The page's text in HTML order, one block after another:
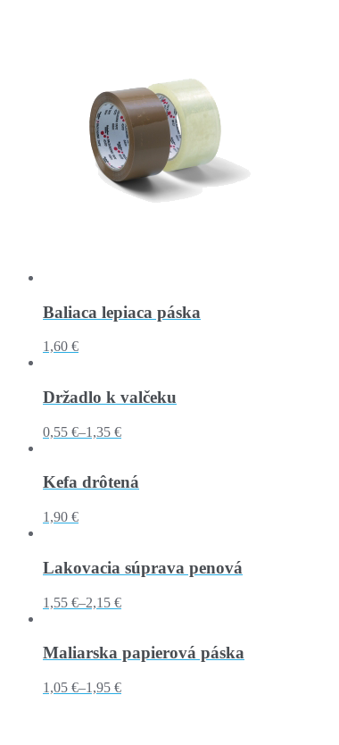
Baliaca lepiaca páska
1,60 €
Držadlo k valčeku
0,55 €–1,35 €
Kefa drôtená
1,90 €
Lakovacia súprava penová
1,55 €–2,15 €
Maliarska papierová páska
1,05 €–1,95 €